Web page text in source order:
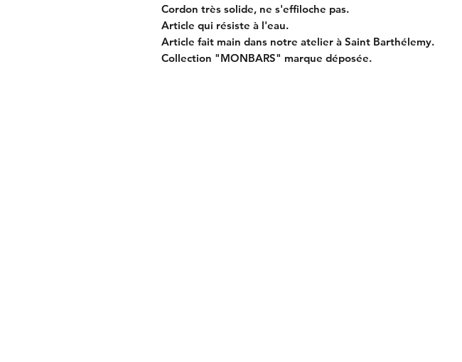
Cordon très solide, ne s'effiloche pas.
Article qui résiste à l'eau.
Article fait main dans notre atelier à Saint Barthélemy.
Collection "MONBARS" marque déposée.